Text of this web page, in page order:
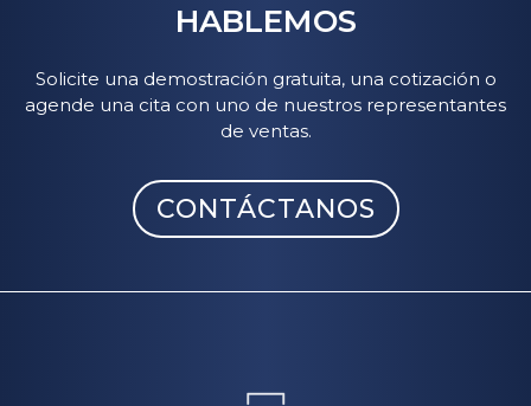
HABLEMOS
Solicite una demostración gratuita, una cotización o
agende una cita con uno de nuestros representantes
de ventas.
CONTÁCTANOS